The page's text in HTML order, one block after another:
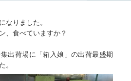
なりました。
、食べていますか？
出荷場に「箱入娘」の出荷最盛期
。